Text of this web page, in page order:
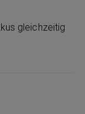
gleichzeitig